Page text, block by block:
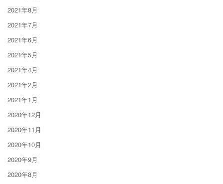
2021年8月
2021年7月
2021年6月
2021年5月
2021年4月
2021年2月
2021年1月
2020年12月
2020年11月
2020年10月
2020年9月
2020年8月